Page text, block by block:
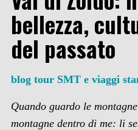
bellezza,
del passato
blog tour SMT e viaggi
Quando guardo le
montagne dentro di me: li